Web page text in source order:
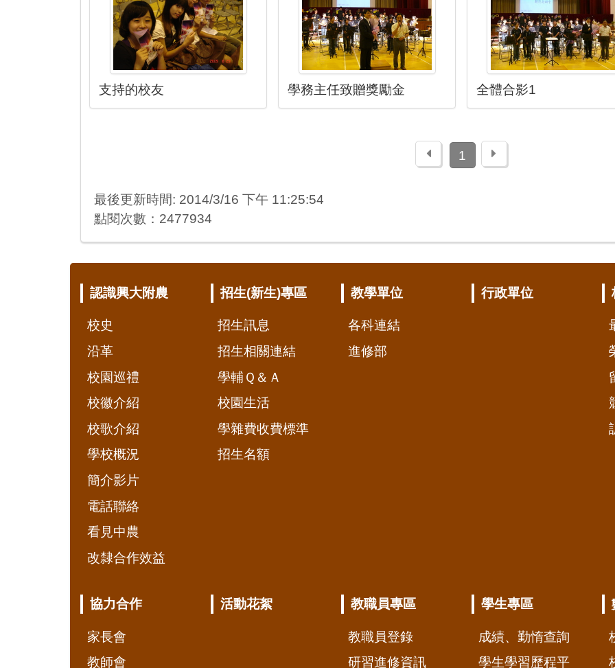
支持的校友 學務主任致贈獎勵金 全體合影1
上一頁1 下一頁
最後更新時間: 2014/3/16 下午 11:25:54
點閱次數：2477934
認識興大附農
校史
沿革
校園巡禮
校徽介紹
校歌介紹
學校概況
簡介影片
電話聯絡
看見中農
改隸合作效益
招生(新生)專區
招生訊息
招生相關連結
學輔Ｑ＆Ａ
校園生活
學雜費收費標準
招生名額
教學單位
各科連結
進修部
行政單位
協力合作
家長會
教師會
活動花絮 教職員專區
教職員登錄
研習進修資訊
學生專區
成績、勤惰查詢
學生學習歷程平